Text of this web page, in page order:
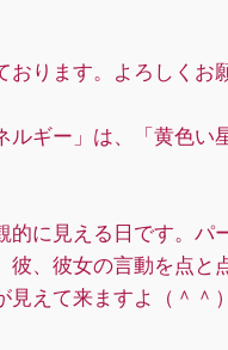
おります。よろしくお
ルギー」は、「黄色い
的に見える日です。パ
彼、彼女の言動を点と
見えて来ますよ（＾＾）